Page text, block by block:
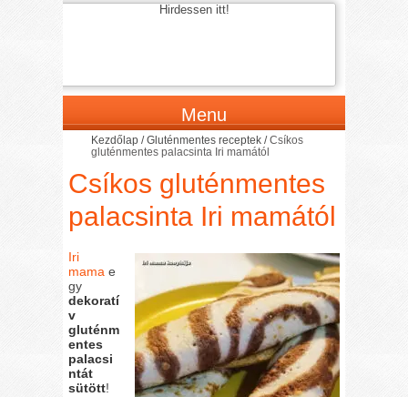
Hirdessen itt!
Menu
Kezdőlap /Gluténmentes receptek /Csíkos
gluténmentes palacsinta Iri mamától
Csíkos gluténmentes
palacsinta Iri mamától
Iri
mama e
gy
dekoratí
v
gluténm
entes
palacsi
ntát
sütött!